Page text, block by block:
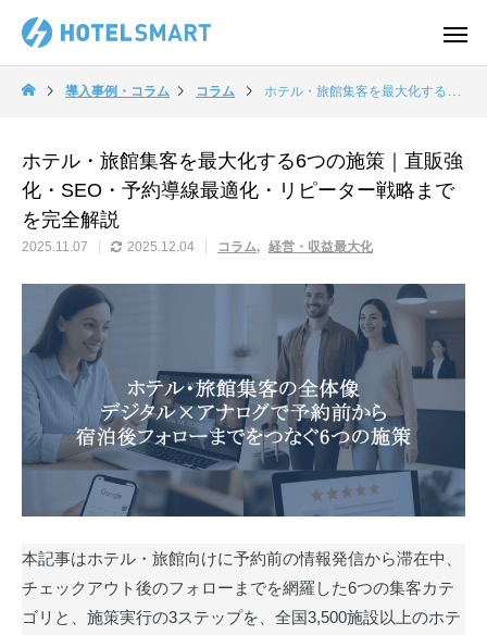
導入事例・コラム コラム ホテル・旅館集客を最大化する6つの施策｜直販強化・SEO・予約導線最適化・リピーター戦略までを完全解説
ホテル・旅館集客を最大化する6つの施策｜直販強
化・SEO・予約導線最適化・リピーター戦略まで
を完全解説
2025.11.07 2025.12.04 コラム 経営・収益最大化
本記事はホテル・旅館向けに予約前の情報発信から滞在中、
チェックアウト後のフォローまでを網羅した6つの集客カテ
ゴリと、施策実行の3ステップを、全国3,500施設以上のホテ